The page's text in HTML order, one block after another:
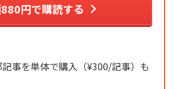
円で購読する
事を単体で購入（¥300/記事）も